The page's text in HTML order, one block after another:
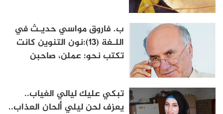
ب. فاروق مواسي حديـث في
اللـغة (13):نون التنوين كانت
تكتب نحو: عملن، صاحبن
تبكي عليك ليالي الغياب..
يعزف لحن ليلي ألحان العذاب..